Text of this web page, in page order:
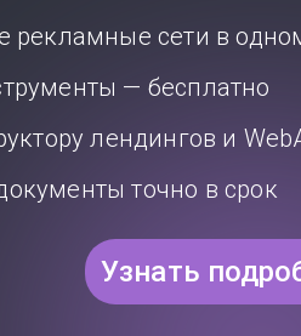
рекламные сети в
— бесплатно
лендингов и
точно в срок
Узнать